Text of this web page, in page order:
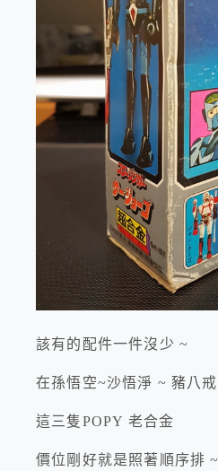
該有的配件一件沒少 ~
在孫悟空~沙悟淨 ~ 豬八戒
這三隻POPY 老合金
價位剛好就是照著順序排 ~